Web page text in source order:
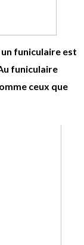
funiculaire est
funiculaire
ceux que